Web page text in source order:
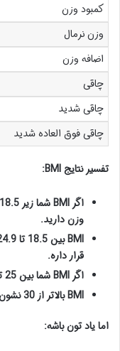
کمبود وزن
وزن نرمال
اضافه وزن
چاقی
چاقی شدید
چاقی فوق العاده شدید
تفسیر نتایج BMI:
وزن دارید.
قرار داره.
اگر BMI شما بین 25 تا 29.9 هست شما اضافه وزن دارید.
BMI بالاتر از 30 نشون دهنده چاقی هست.
اما یاد تون باشه: